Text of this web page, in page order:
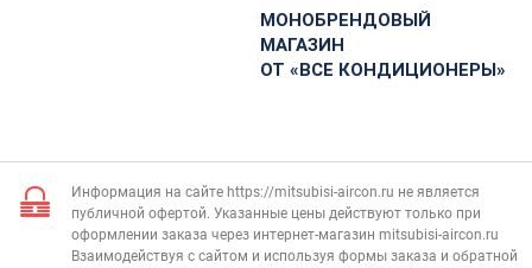
МОНОБРЕНДОВЫЙ
МАГАЗИН
ОТ «ВСЕ КОНДИЦИОНЕРЫ»
Информация на сайте https://mitsubisi-aircon.ru не является
публичной офертой. Указанные цены действуют только при
оформлении заказа через интернет-магазин mitsubisi-aircon.ru
Взаимодействуя с сайтом и используя формы заказа и обратной